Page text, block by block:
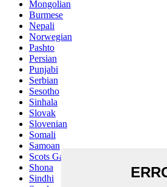
Mongolian
Burmese
Nepali
Norwegian
Pashto
Persian
Punjabi
Serbian
Sesotho
Sinhala
Slovak
Slovenian
Somali
Samoan
Scots Gaelic
Shona
Sindhi